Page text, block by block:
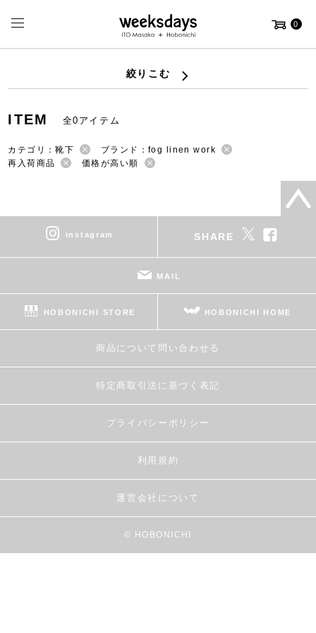
0
絞りこむ
ITEM 全0アイテム
カテゴリ：靴下
ブランド：fog linen work
再入荷商品
価格が高い順
instagram SHARE
MAIL
HOBONICHI STORE HOBONICHI HOME
商品について問い合わせる
特定商取引法に基づく表記
プライバシーポリシー
利用規約
運営会社について
© HOBONICHI